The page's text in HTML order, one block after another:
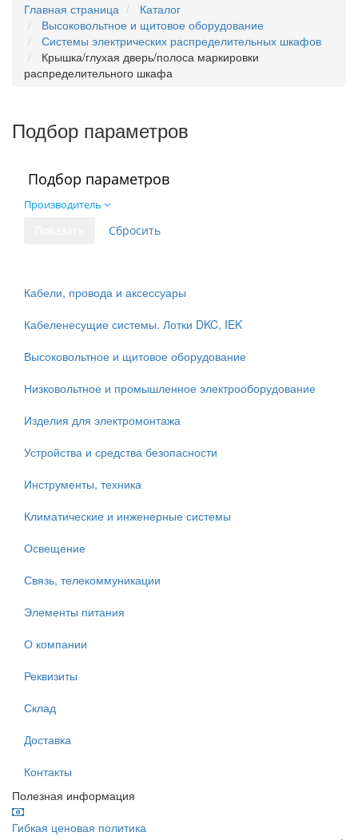
Главная страница
Каталог
Высоковольтное и щитовое оборудование
Системы электрических распределительных шкафов
Крышка/глухая дверь/полоса маркировки
распределительного шкафа
Подбор параметров
Подбор параметров
Производитель
Кабели, провода и аксессуары
Кабеленесущие системы. Лотки DKC, IEK
Высоковольтное и щитовое оборудование
Низковольтное и промышленное электрооборудование
Изделия для электромонтажа
Устройства и средства безопасности
Инструменты, техника
Климатические и инженерные системы
Освещение
Связь, телекоммуникации
Элементы питания
О компании
Реквизиты
Склад
Доставка
Контакты
Полезная информация
Гибкая ценовая политика